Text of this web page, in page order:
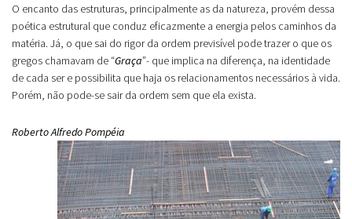
O encanto das estruturas, principalmente as da natureza, provém dessa
poética estrutural que conduz eficazmente a energia pelos caminhos da
matéria. Já, o que sai do rigor da ordem previsível pode trazer o que os
gregos chamavam de “Graça”- que implica na diferença, na identidade
de cada ser e possibilita que haja os relacionamentos necessários à vida.
Porém, não pode-se sair da ordem sem que ela exista.
Roberto Alfredo Pompéia